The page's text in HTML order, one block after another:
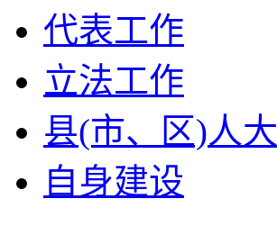
代表工作
立法工作
县(市、区)人大
自身建设